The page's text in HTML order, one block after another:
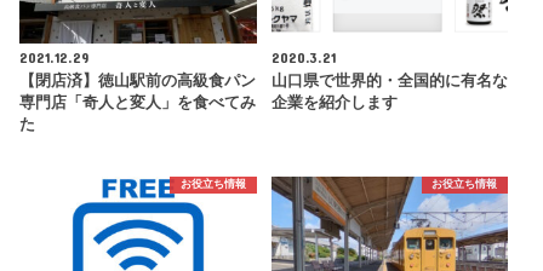
2021.12.29
【閉店済】徳山駅前の高級食パン
専門店「奇人と変人」を食べてみ
た
2020.3.21
山口県で世界的・全国的に有名な
企業を紹介します
お役立ち情報 お役立ち情報